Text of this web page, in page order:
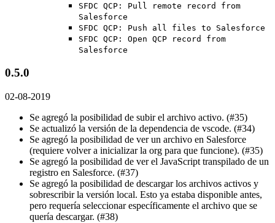
SFDC QCP: Pull remote record from
Salesforce
SFDC QCP: Push all files to Salesforce
SFDC QCP: Open QCP record from
Salesforce
0.5.0
02-08-2019
Se agregó la posibilidad de subir el archivo activo. (#35)
Se actualizó la versión de la dependencia de vscode. (#34)
Se agregó la posibilidad de ver un archivo en Salesforce
(requiere volver a inicializar la org para que funcione). (#35)
Se agregó la posibilidad de ver el JavaScript transpilado de un
registro en Salesforce. (#37)
Se agregó la posibilidad de descargar los archivos activos y
sobrescribir la versión local. Esto ya estaba disponible antes,
pero requería seleccionar específicamente el archivo que se
quería descargar. (#38)